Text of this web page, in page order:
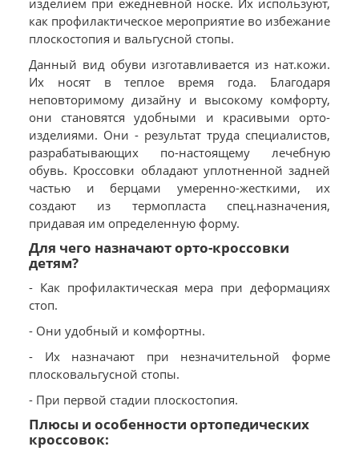
изделием при ежедневной носке. Их используют,
как профилактическое мероприятие во избежание
плоскостопия и вальгусной стопы.
Данный вид обуви изготавливается из нат.кожи.
Их носят в теплое время года. Благодаря
неповторимому дизайну и высокому комфорту,
они становятся удобными и красивыми орто-
изделиями. Они - результат труда специалистов,
разрабатывающих по-настоящему лечебную
обувь. Кроссовки обладают уплотненной задней
частью и берцами умеренно-жесткими, их
создают из термопласта спец.назначения,
придавая им определенную форму.
Для чего назначают орто-кроссовки
детям?
- Как профилактическая мера при деформациях
стоп.
- Они удобный и комфортны.
- Их назначают при незначительной форме
плосковальгусной стопы.
- При первой стадии плоскостопия.
Плюсы и особенности ортопедических
кроссовок: